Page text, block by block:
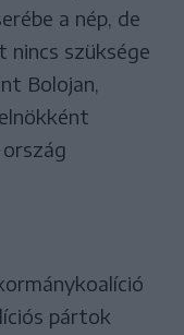
a nép, de
nincs szüksége
Bolojan,
pártok